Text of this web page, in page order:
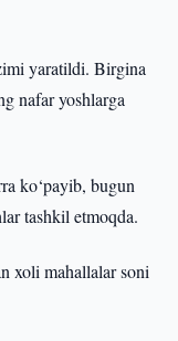
yaratildi. Birgina
nafar yoshlarga
ko‘payib, bugun
tashkil etmoqda.
xoli mahallalar soni